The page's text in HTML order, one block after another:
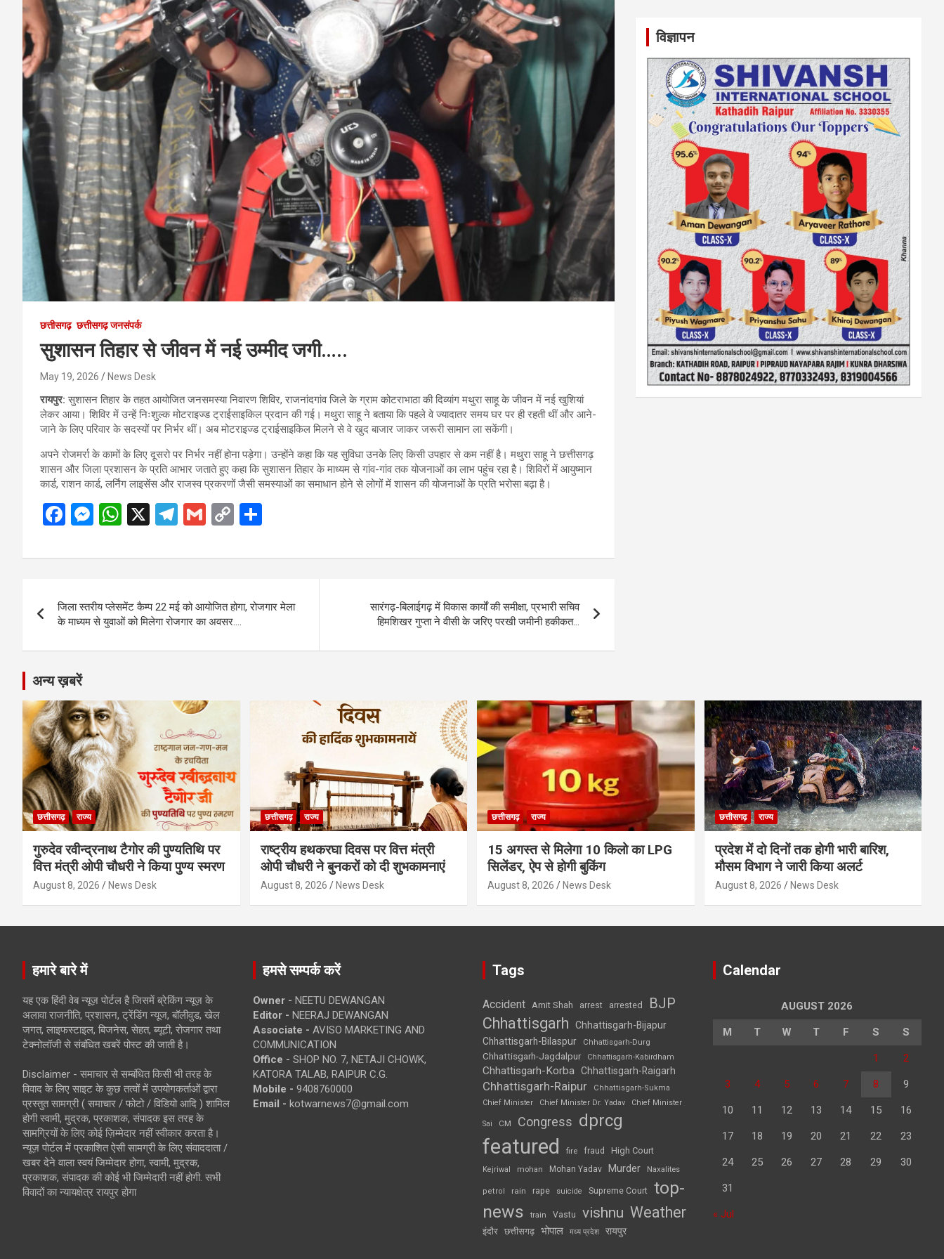
छत्तीसगढ़ छत्तीसगढ़ जनसंपर्क
सुशासन तिहार से जीवन में नई उम्मीद जगी…..
May 19, 2026 News Desk
रायपुर:सुशासन तिहार के तहत आयोजित जनसमस्या निवारण शिविर, राजनांदगांव जिले के ग्राम कोटराभाठा की दिव्यांग मथुरा साहू के जीवन में नई खुशियां
लेकर आया। शिविर में उन्हें निःशुल्क मोटराइज्ड ट्राईसाइकिल प्रदान की गई। मथुरा साहू ने बताया कि पहले वे ज्यादातर समय घर पर ही रहती थीं और आने-
जाने के लिए परिवार के सदस्यों पर निर्भर थीं। अब मोटराइज्ड ट्राईसाइकिल मिलने से वे खुद बाजार जाकर जरूरी सामान ला सकेंगी।
अपने रोजमर्रा के कामों के लिए दूसरो पर निर्भर नहीं होना पड़ेगा। उन्होंने कहा कि यह सुविधा उनके लिए किसी उपहार से कम नहीं है। मथुरा साहू ने छत्तीसगढ़
शासन और जिला प्रशासन के प्रति आभार जताते हुए कहा कि सुशासन तिहार के माध्यम से गांव-गांव तक योजनाओं का लाभ पहुंच रहा है। शिविरों में आयुष्मान
कार्ड, राशन कार्ड, लर्निंग लाइसेंस और राजस्व प्रकरणों जैसी समस्याओं का समाधान होने से लोगों में शासन की योजनाओं के प्रति भरोसा बढ़ा है।
F
ce
o
o
k
M
se
g
er
W
at
A
p
p
X
T
e
a
m
G
ail
C
py
n
k
ar
navigation
जिला स्तरीय प्लेसमेंट कैम्प 22 मई को आयोजित होगा, रोजगार मेला
के माध्यम से युवाओं को मिलेगा रोजगार का अवसर….
सारंगढ़-बिलाईगढ़ में विकास कार्यों की समीक्षा, प्रभारी सचिव
हिमशिखर गुप्ता ने वीसी के जरिए परखी जमीनी हकीकत…
विज्ञापन
अन्य ख़बरें
छत्तीसगढ़ राज्य
गुरुदेव रवीन्द्रनाथ टैगोर की पुण्यतिथि पर
वित्त मंत्री ओपी चौधरी ने किया पुण्य स्मरण
August 8, 2026 News Desk
छत्तीसगढ़ राज्य
राष्ट्रीय हथकरघा दिवस पर वित्त मंत्री
ओपी चौधरी ने बुनकरों को दी शुभकामनाएं
August 8, 2026 News Desk
छत्तीसगढ़ राज्य
15 अगस्त से मिलेगा 10 किलो का LPG
सिलेंडर, ऐप से होगी बुकिंग
August 8, 2026 News Desk
छत्तीसगढ़ राज्य
प्रदेश में दो दिनों तक होगी भारी बारिश,
मौसम विभाग ने जारी किया अलर्ट
August 8, 2026 News Desk
हमारे बारे में
यह एक हिंदी वेब न्यूज़ पोर्टल है जिसमें ब्रेकिंग न्यूज़ के
अलावा राजनीति, प्रशासन, ट्रेंडिंग न्यूज, बॉलीवुड, खेल
जगत, लाइफस्टाइल, बिजनेस, सेहत, ब्यूटी, रोजगार तथा
टेक्नोलॉजी से संबंधित खबरें पोस्ट की जाती है।
Disclaimer - समाचार से सम्बंधित किसी भी तरह के
विवाद के लिए साइट के कुछ तत्वों में उपयोगकर्ताओं द्वारा
प्रस्तुत सामग्री ( समाचार / फोटो / विडियो आदि ) शामिल
होगी स्वामी, मुद्रक, प्रकाशक, संपादक इस तरह के
सामग्रियों के लिए कोई ज़िम्मेदार नहीं स्वीकार करता है।
न्यूज़ पोर्टल में प्रकाशित ऐसी सामग्री के लिए संवाददाता /
खबर देने वाला स्वयं जिम्मेदार होगा, स्वामी, मुद्रक,
प्रकाशक, संपादक की कोई भी जिम्मेदारी नहीं होगी. सभी
विवादों का न्यायक्षेत्र रायपुर होगा
हमसे सम्पर्क करें
Owner - NEETU DEWANGAN
Editor - NEERAJ DEWANGAN
Associate - AVISO MARKETING AND
COMMUNICATION
Office - SHOP NO. 7, NETAJI CHOWK,
KATORA TALAB, RAIPUR C.G.
Mobile - 9408760000
Email - kotwarnews7@gmail.com
Tags
Accident Amit Shah arrest arrested BJP
Chhattisgarh
Chhattisgarh-Bijapur
Chhattisgarh-Bilaspur
Chhattisgarh-Durg
Chhattisgarh-Jagdalpur Chhattisgarh-Kabirdham
Chhattisgarh-Korba Chhattisgarh-Raigarh
Chhattisgarh-Raipur
Chhattisgarh-Sukma
Chief Minister
Chief Minister Dr. Yadav Chief Minister
Sai CM Congress dprcg
featured fire fraud High Court
Kejriwal mohan Mohan Yadav Murder Naxalites
petrol rain rape suicide Supreme Court top-
news
train Vastu vishnu Weather
इंदौर छत्तीसगढ़ भोपाल मध्य प्रदेश रायपुर
Calendar
AUGUST 2026
M T W T F S S
1 2
3 4 5 6 7 8 9
10 11 12 13 14 15 16
17 18 19 20 21 22 23
24 25 26 27 28 29 30
31
« Jul